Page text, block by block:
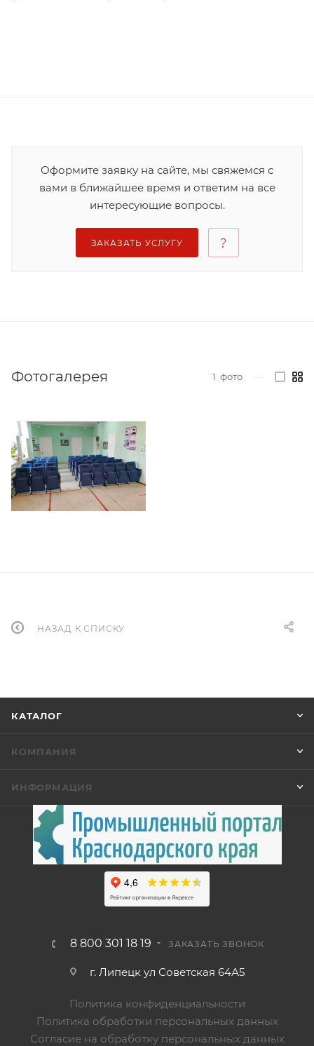
Оформите заявку на сайте, мы свяжемся с
вами в ближайшее время и ответим на все
интересующие вопросы.
ЗАКАЗАТЬ УСЛУГУ
Фотогалерея 1 фото
НАЗАД К СПИСКУ
КАТАЛОГ
КОМПАНИЯ
ИНФОРМАЦИЯ
8 800 301 18 19 ЗАКАЗАТЬ ЗВОНОК
г. Липецк ул Советская 64А5
Политика конфиденциальности
Политика обработки персональных данных
Согласие на обработку персональных данных